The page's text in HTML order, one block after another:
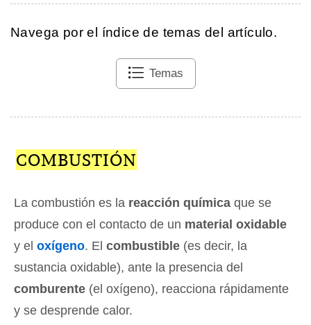
Navega por el índice de temas del artículo.
Temas
COMBUSTIÓN
La combustión es la reacción química que se
produce con el contacto de un material oxidable
y el oxígeno. El combustible (es decir, la
sustancia oxidable), ante la presencia del
comburente (el oxígeno), reacciona rápidamente
y se desprende calor.